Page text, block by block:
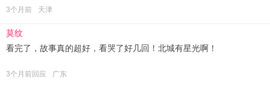
3个月前 天津
莫纹
看完了，故事真的超好，看哭了好几回！北城有星光啊！
3个月前回应 广东